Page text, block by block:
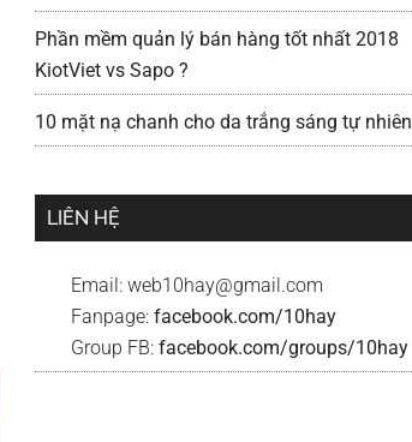
Phần mềm quản lý bán hàng tốt nhất 2018
KiotViet vs Sapo ?
10 mặt nạ chanh cho da trắng sáng tự nhiên
LIÊN HỆ
Email: web10hay@gmail.com
Fanpage: facebook.com/10hay
Group FB: facebook.com/groups/10hay